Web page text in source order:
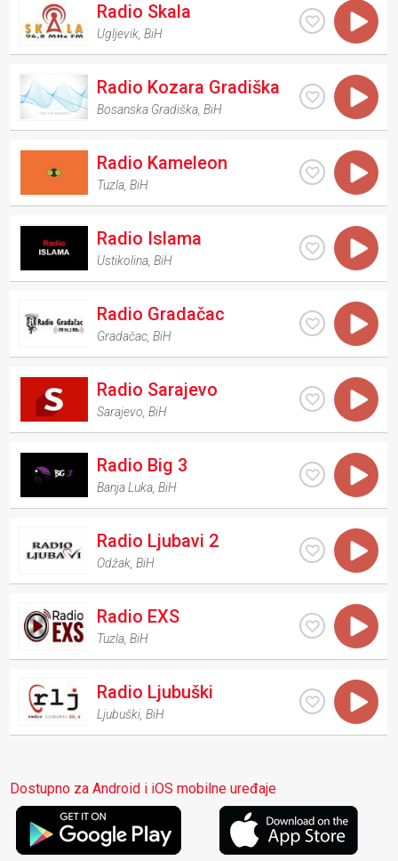
Radio Skala
Ugljevik ,BiH
Radio Kozara Gradiška
Bosanska Gradiška ,BiH
Radio Kameleon
Tuzla ,BiH
Radio Islama
Ustikolina ,BiH
Radio Gradačac
Gradačac ,BiH
Radio Sarajevo
Sarajevo ,BiH
Radio Big 3
Banja Luka ,BiH
Radio Ljubavi 2
Odžak ,BiH
Radio EXS
Tuzla ,BiH
Radio Ljubuški
Ljubuški ,BiH
Dostupno za Android i iOS mobilne uređaje